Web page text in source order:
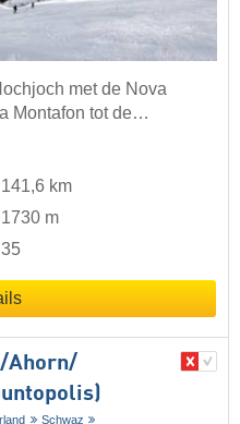
met de Nova
Montafon tot de…
141,6 km
1730 m
35
​Ahorn/​
Schwaz